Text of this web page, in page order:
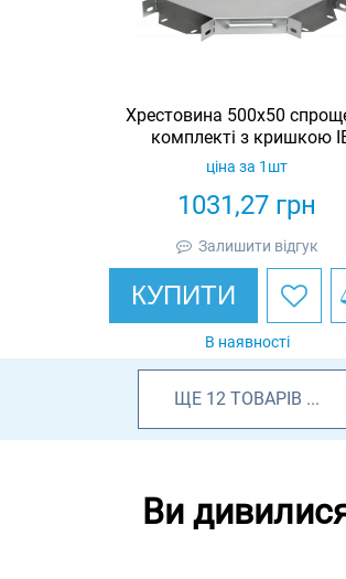
Хрестовина 500х50
комплекті з кришкою
1031,27 грн
ціна за 1шт
Залишити відгук
КУПИТИ
В наявності
ЩЕ 12 ТОВАРІВ ...
Ви